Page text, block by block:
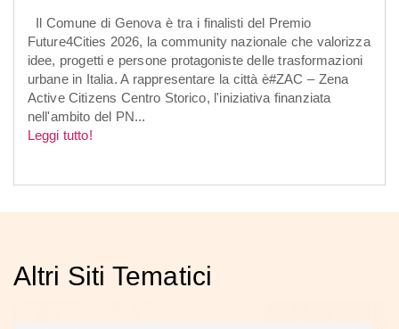
Il Comune di Genova è tra i finalisti del Premio
Future4Cities 2026, la community nazionale che valorizza
idee, progetti e persone protagoniste delle trasformazioni
urbane in Italia. A rappresentare la città è#ZAC – Zena
Active Citizens Centro Storico, l'iniziativa finanziata
nell'ambito del PN...
Leggi tutto!
Altri Siti Tematici